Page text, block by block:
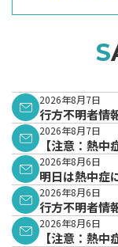
2026年8月7日
行方不明者情
2026年8月7日
【注意：熱
表されています
2026年8月6日
明日は熱中症
2026年8月6日
行方不明者情
2026年8月6日
【注意：熱